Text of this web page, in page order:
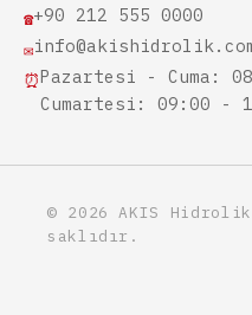
☎+90 212 555 0000
✉
⏰Pazartesi - Cuma:
Cumartesi: 09:00 -
© 2026 AKIS
saklıdır.